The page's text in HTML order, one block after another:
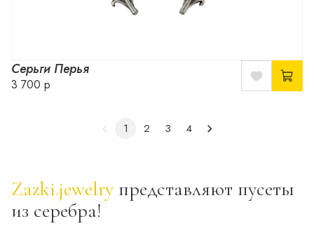
Серьги Перья
3 700 р
1 2 3 4
Zazki.jewelry представляют пусеты
из серебра!